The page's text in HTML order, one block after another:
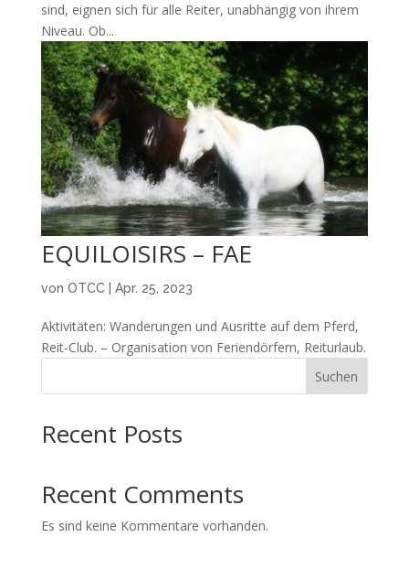
sind, eignen sich für alle Reiter, unabhängig von ihrem
Niveau. Ob...
EQUILOISIRS – FAE
von OTCC| Apr. 25, 2023
Aktivitäten: Wanderungen und Ausritte auf dem Pferd,
Reit-Club. – Organisation von Feriendörfern, Reiturlaub.
Suchen
Recent Posts
Recent Comments
Es sind keine Kommentare vorhanden.